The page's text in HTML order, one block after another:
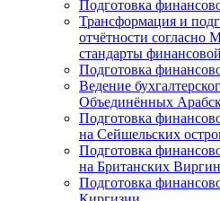
Подготовка
Трансформация и
отчётности
стандарты
Подготовка
Ведение
Объединённых
Подготовка
на Сейшельских
Подготовка
на Британских
Подготовка